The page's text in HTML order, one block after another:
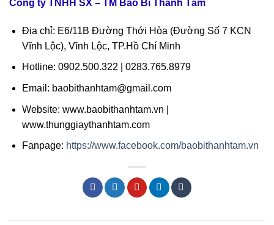
Công ty TNHH SX – TM Bao Bì Thành Tâm
Địa chỉ: E6/11B Đường Thới Hòa (Đường Số 7 KCN
Vĩnh Lộc), Vĩnh Lộc, TP.Hồ Chí Minh
Hotline: 0902.500.322 | 0283.765.8979
Email: baobithanhtam@gmail.com
Website: www.baobithanhtam.vn |
www.thunggiaythanhtam.com
Fanpage: https://www.facebook.com/baobithanhtam.vn